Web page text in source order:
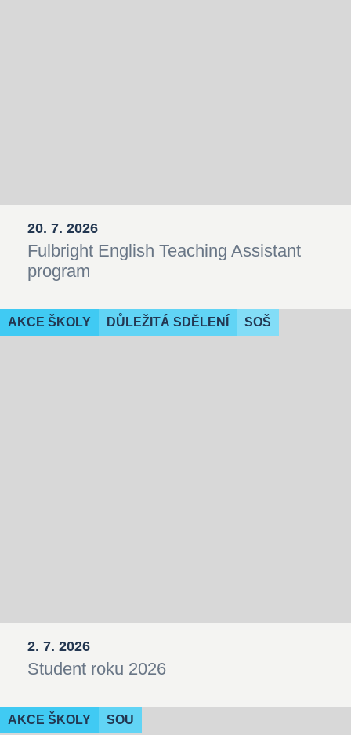
20. 7. 2026
Fulbright English Teaching Assistant
program
AKCE ŠKOLY DŮLEŽITÁ SDĚLENÍ SOŠ
2. 7. 2026
Student roku 2026
AKCE ŠKOLY SOU